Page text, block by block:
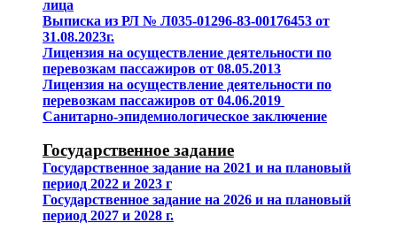
лица
Выписка из РЛ № Л035-01296-83-00176453 от
31.08.2023г.
Лицензия на осуществление деятельности по
перевозкам пассажиров от 08.05.2013
Лицензия на осуществление деятельности по
перевозкам пассажиров от 04.06.2019
Санитарно-эпидемиологическое заключение
Государственное задание
Государственное задание на 2021 и на плановый
период 2022 и 2023 г
Государственное задание на 2026 и на плановый
период 2027 и 2028 г.